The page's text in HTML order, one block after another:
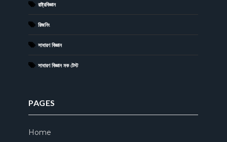
রাষ্ট্রবিজ্ঞান
রিজনিং
সাধারণ বিজ্ঞান
সাধারণ বিজ্ঞান মক টেস্ট
PAGES
Home